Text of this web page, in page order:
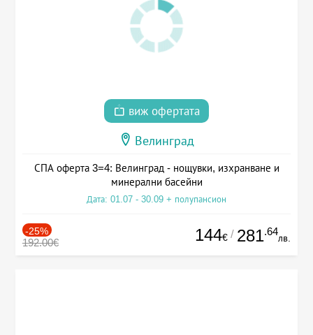
виж офертата
Велинград
СПА оферта 3=4: Велинград - нощувки, изхранване и
минерални басейни
Дата: 01.07 - 30.09 + полупансион
-25%
192.00€ 144€ / 281.64
лв.